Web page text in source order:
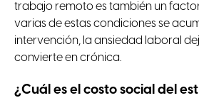
trabajo remoto es también un
varias de estas condiciones se
intervención, la ansiedad laboral
convierte en crónica.
¿Cuál es el costo social del